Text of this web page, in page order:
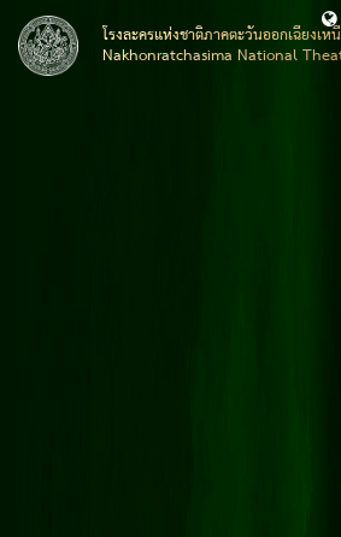
โรงละครแห่งชาติภาคตะวันออกเฉียงเ
Nakhonratchasima National